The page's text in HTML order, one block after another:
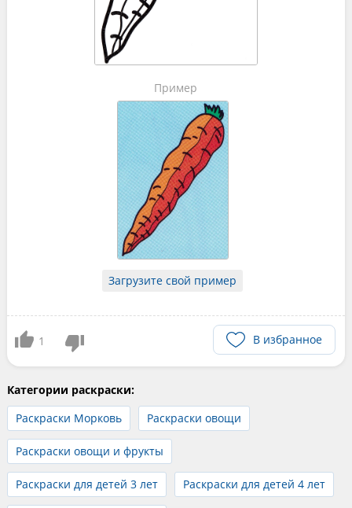
Пример
Загрузите свой пример
1 В избранное
Категории раскраски:
Раскраски Морковь
Раскраски овощи
Раскраски овощи и фрукты
Раскраски для детей 3 лет Раскраски для детей 4 лет